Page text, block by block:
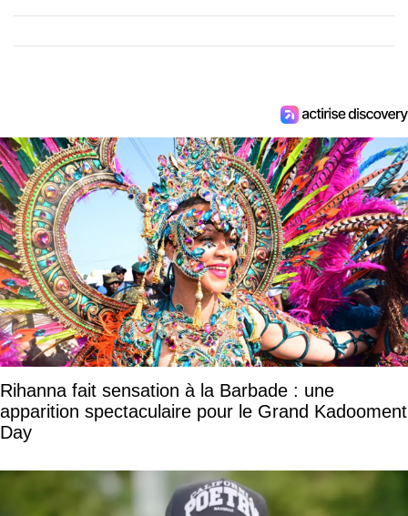
Rihanna fait sensation à la Barbade : une
apparition spectaculaire pour le Grand Kadooment
Day